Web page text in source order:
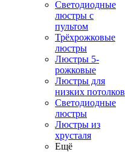
Светодиодные
люстры с
пультом
Трёхрожковые
люстры
Люстры 5-
рожковые
Люстры для
низких потолков
Cветодиодные
люстры
Люстры из
хрусталя
Ещё